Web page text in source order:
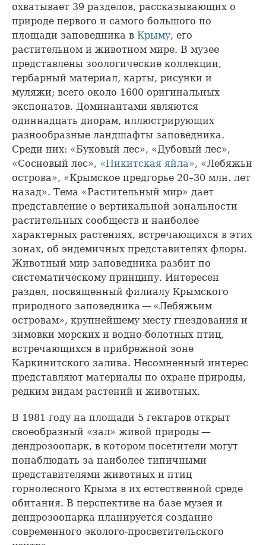
охватывает 39 разделов, рассказывающих о
природе первого и самого большого по
площади заповедника в Крыму, его
растительном и животном мире. В музее
представлены зоологические коллекции,
гербарный материал, карты, рисунки и
муляжи; всего около 1600 оригинальных
экспонатов. Доминантами являются
одиннадцать диорам, иллюстрирующих
разнообразные ландшафты заповедника.
Среди них: «Буковый лес», «Дубовый лес»,
«Сосновый лес», «Никитская яйла», «Лебяжьи
острова», «Крымское предгорье 20–30 млн. лет
назад». Тема «Растительный мир» дает
представление о вертикальной зональности
растительных сообществ и наиболее
характерных растениях, встречающихся в этих
зонах, об эндемичных представителях флоры.
Животный мир заповедника разбит по
систематическому принципу. Интересен
раздел, посвященный филиалу Крымского
природного заповедника — «Лебяжьим
островам», крупнейшему месту гнездования и
зимовки морских и водно-болотных птиц,
встречающихся в прибрежной зоне
Каркинитского залива. Несомненный интерес
представляют материалы по охране природы,
редким видам растений и животных.
В 1981 году на площади 5 гектаров открыт
своеобразный «зал» живой природы —
дендрозоопарк, в котором посетители могут
понаблюдать за наиболее типичными
представителями животных и птиц
горнолесного Крыма в их естественной среде
обитания. В перспективе на базе музея и
дендрозоопарка планируется создание
современного эколого-просветительского